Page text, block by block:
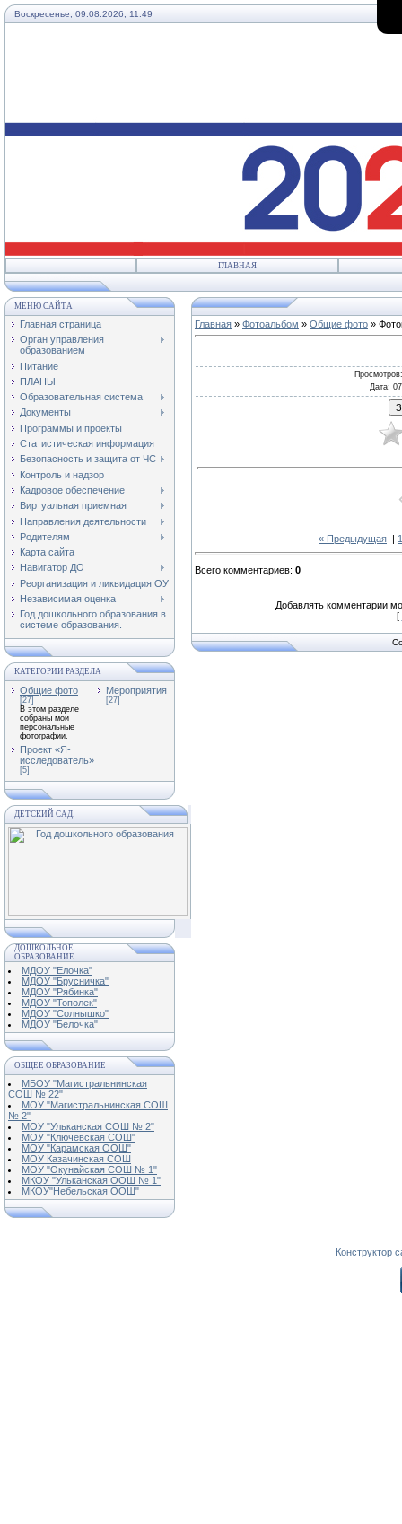
Воскресенье, 09.08.2026, 11:49
ГЛАВНАЯ
МЕНЮ САЙТА
Главная страница
Орган управления
образованием
Питание
ПЛАНЫ
Образовательная система
Документы
Программы и проекты
Статистическая информация
Безопасность и защита от ЧС
Контроль и надзор
Кадровое обеспечение
Виртуальная приемная
Направления деятельности
Родителям
Карта сайта
Навигатор ДО
Реорганизация и ликвидация ОУ
Независимая оценка
Год дошкольного образования в
системе образования.
КАТЕГОРИИ РАЗДЕЛА
Общие фото
[27]
В этом разделе
собраны мои
персональные
фотографии.
Мероприятия
[27]
Проект «Я-
исследователь»
[5]
ДЕТСКИЙ САД.
ДОШКОЛЬНОЕ
ОБРАЗОВАНИЕ
МДОУ "Елочка"
МДОУ "Брусничка"
МДОУ "Рябинка"
МДОУ "Тополек"
МДОУ "Солнышко"
МДОУ "Белочка"
ОБЩЕЕ ОБРАЗОВАНИЕ
МБОУ "Магистральнинская
СОШ № 22"
МОУ "Магистральнинская СОШ
№ 2"
МОУ "Ульканская СОШ № 2"
МОУ "Ключевская СОШ"
МОУ "Карамская ООШ"
МОУ Казачинская СОШ
МОУ "Окунайская СОШ № 1"
МКОУ "Ульканская ООШ № 1"
МКОУ"Небельская ООШ"
Главная » Фотоальбом » Общие фото »
Просмотров
Дата:
« Предыдущая | 1
Всего комментариев: 0
Добавлять комментарии
[
Конструктор